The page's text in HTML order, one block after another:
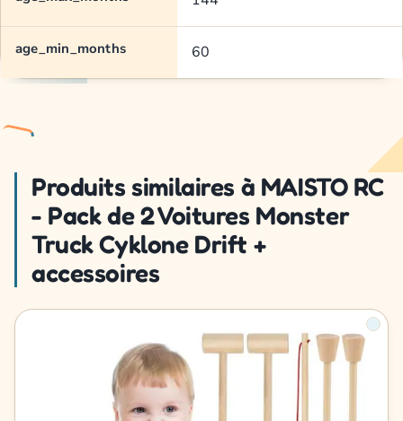
age_min_months 60
Produits similaires à MAISTO RC
- Pack de 2 Voitures Monster
Truck Cyklone Drift +
accessoires